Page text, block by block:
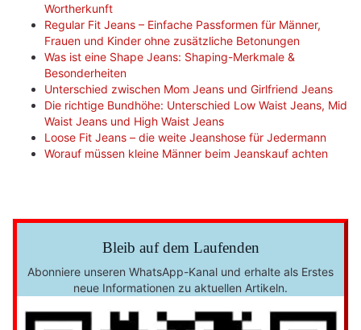
Wortherkunft
Regular Fit Jeans – Einfache Passformen für Männer,
Frauen und Kinder ohne zusätzliche Betonungen
Was ist eine Shape Jeans: Shaping-Merkmale &
Besonderheiten
Unterschied zwischen Mom Jeans und Girlfriend Jeans
Die richtige Bundhöhe: Unterschied Low Waist Jeans, Mid
Waist Jeans und High Waist Jeans
Loose Fit Jeans – die weite Jeanshose für Jedermann
Worauf müssen kleine Männer beim Jeanskauf achten
Bleib auf dem Laufenden
Abonniere unseren WhatsApp-Kanal und erhalte als Erstes
neue Informationen zu aktuellen Artikeln.